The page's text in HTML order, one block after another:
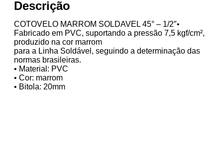
Descrição
COTOVELO MARROM SOLDAVEL 45° – 1/2″•
Fabricado em PVC, suportando a pressão 7,5 kgf/cm²,
produzido na cor marrom
para a Linha Soldável, seguindo a determinação das
normas brasileiras.
• Material: PVC
• Cor: marrom
• Bitola: 20mm